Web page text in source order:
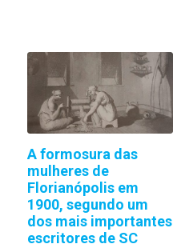
A formosura das
mulheres de
Florianópolis em
1900, segundo um
dos mais importantes
escritores de SC